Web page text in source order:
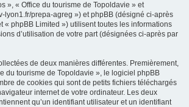
», « Office du tourisme de Topoldavie » et
lyon1.fr/prepa-agreg ») et phpBB (désigné ci-après
« phpBB Limited ») utilisent toutes les informations
d’utilisation de votre part (désignées ci-après par
de deux manières différentes. Premièrement,
du tourisme de Topoldavie », le logiciel phpBB
de cookies qui sont de petits fichiers téléchargés
internet de votre ordinateur. Les deux
qu’un identifiant utilisateur et un identifiant